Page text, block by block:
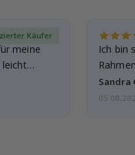
meine
leicht
Käufer
Ich bin
Sandra